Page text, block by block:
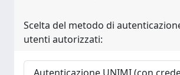
Scelta del metodo di
utenti autorizzati: